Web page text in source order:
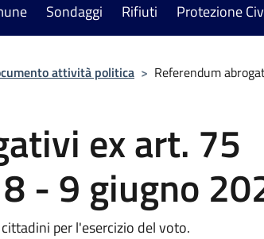
Sondaggi Rifiuti Protezione
attività politica > Referendum
ex art. 75
- 9 giugno
per l'esercizio del voto.